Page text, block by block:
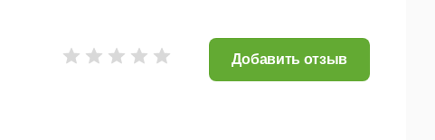
Добавить отзыв